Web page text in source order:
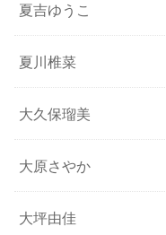
夏吉ゆうこ
夏川椎菜
大久保瑠美
大原さやか
大坪由佳